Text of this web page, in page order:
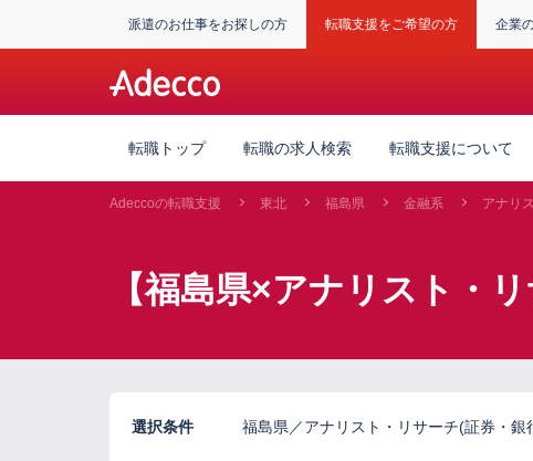
派遣のお仕事をお探しの方 転職支援をご希望の方 企業
転職トップ 転職の求人検索 転職支援について
Adeccoの転職支援 東北 福島県 金融系 アナリ
【福島県×アナリスト・
選択条件 福島県／アナリスト・リサーチ(証券・銀